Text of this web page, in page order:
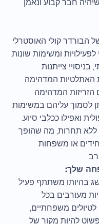
חבר קבוע ונאמן
הבורדר קולי האוסטרלי
ומשימות שונות.
צייתנות
האתלטיות המדהימה
המדהימה
לסמוך עליהם במשימות
ואפילו ככלבי סיוע.
ללא תחרות, מה שהופך
או משפחות
בהיותו משתתף פעיל
מעורבים בכל
משפחתיים,
להיות מקור של